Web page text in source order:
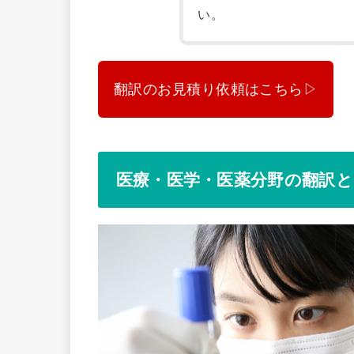
い。
翻訳のお見積り依頼はこちら▷
医療・医学・医薬分野の翻訳